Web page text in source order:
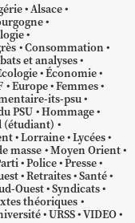
Alsace
Consommation
et analyses
Économie
Europe Femmes
its-psu
PSU Hommage
Lorraine Lycées
masse Moyen Orient
Police Presse
Retraites Santé
Ouest Syndicats
théoriques
URSS VIDEO